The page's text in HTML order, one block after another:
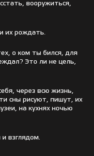
вооружиться,
их рождать.
о ком ты бился, для
Это ли не цель,
через всю жизнь,
сны рисуют, пишут, их
на кухнях ночью
взглядом.